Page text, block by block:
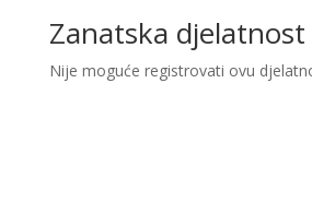
Zanatska djelatnost
Nije moguće registrovati ovu